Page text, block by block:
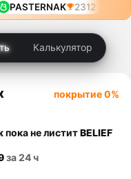
PASTERNAK 2312
Калькулятор
покрытие 0%
пока не листитBELIEF
за 24 ч